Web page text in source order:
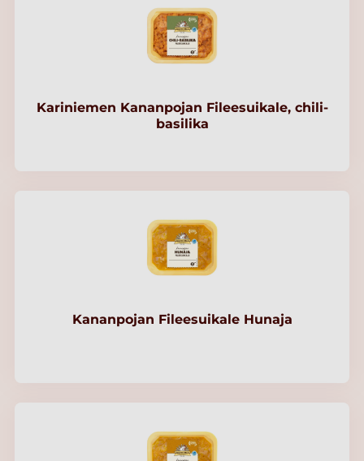
Kariniemen Kananpojan Fileesuikale, chili-
basilika
Kananpojan Fileesuikale Hunaja